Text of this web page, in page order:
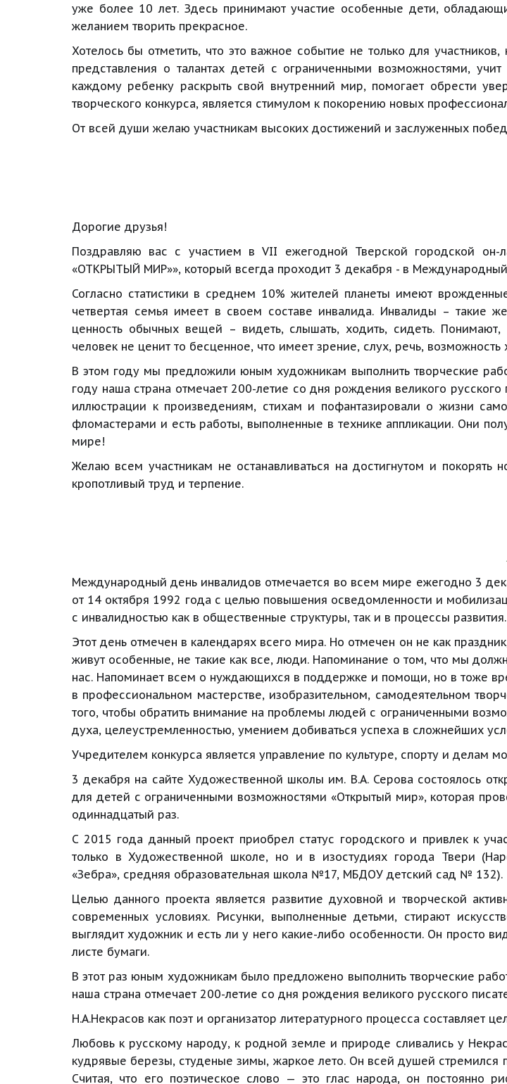
уже более 10 лет. Здесь принимают участие особенные дети,
желанием творить прекрасное.
Хотелось бы отметить, что это важное событие не только для
представления о талантах детей с ограниченными возможностями,
каждому ребенку раскрыть свой внутренний мир, помогает обрести
творческого конкурса, является стимулом к покорению новых
От всей души желаю участникам высоких достижений и заслуженных
Дорогие друзья!
Поздравляю вас с участием в VII ежегодной Тверской городской он-
«ОТКРЫТЫЙ МИР»», который всегда проходит 3 декабря - в
Согласно статистики в среднем 10% жителей планеты имеют
четвертая семья имеет в своем составе инвалида. Инвалиды –
ценность обычных вещей – видеть, слышать, ходить, сидеть.
человек не ценит то бесценное, что имеет зрение, слух, речь, возможность
В этом году мы предложили юным художникам выполнить творческие
году наша страна отмечает 200-летие со дня рождения великого
иллюстрации к произведениям, стихам и пофантазировали о жизни
фломастерами и есть работы, выполненные в технике аппликации. Они
мире!
Желаю всем участникам не останавливаться на достигнутом и
кропотливый труд и терпение.
Международный день инвалидов отмечается во всем мире ежегодно 3
от 14 октября 1992 года с целью повышения осведомленности и
с инвалидностью как в общественные структуры, так и в процессы развития.
Этот день отмечен в календарях всего мира. Но отмечен он не как
живут особенные, не такие как все, люди. Напоминание о том, что мы
нас. Напоминает всем о нуждающихся в поддержке и помощи, но в тоже
в профессиональном мастерстве, изобразительном, самодеятельном
того, чтобы обратить внимание на проблемы людей с ограниченными
духа, целеустремленностью, умением добиваться успеха в сложнейших
Учредителем конкурса является управление по культуре, спорту и делам
3 декабря на сайте Художественной школы им. В.А. Серова состоялось
для детей с ограниченными возможностями «Открытый мир», которая
одиннадцатый раз.
С 2015 года данный проект приобрел статус городского и привлек к
только в Художественной школе, но и в изостудиях города Твери
«Зебра», средняя образовательная школа №17, МБДОУ детский сад № 132).
Целью данного проекта является развитие духовной и творческой
современных условиях. Рисунки, выполненные детьми, стирают
выглядит художник и есть ли у него какие-либо особенности. Он просто
листе бумаги.
В этот раз юным художникам было предложено выполнить творческие
наша страна отмечает 200-летие со дня рождения великого русского
Н.А.Некрасов как поэт и организатор литературного процесса составляет
Любовь к русскому народу, к родной земле и природе сливались у
кудрявые березы, студеные зимы, жаркое лето. Он всей душей стремился
Считая, что его поэтическое слово — это глас народа, он постоянно